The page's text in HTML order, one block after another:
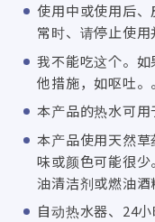
使用中或使用后
常时、请停止使用
我不能吃这个。
他措施，如呕吐。。
本产品的热水可用
本产品使用天然
味或颜色可能很
油清洁剂或燃油酒
自动热水器、24